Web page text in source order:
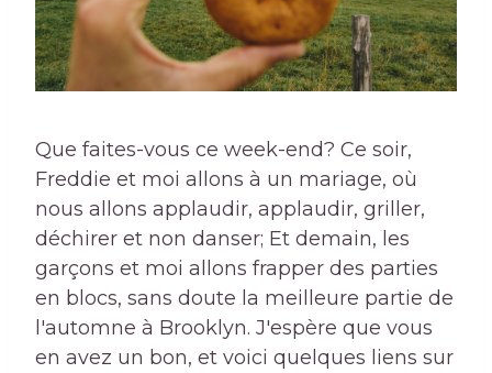
Que faites-vous ce week-end? Ce soir,
Freddie et moi allons à un mariage, où
nous allons applaudir, applaudir, griller,
déchirer et non danser; Et demain, les
garçons et moi allons frapper des parties
en blocs, sans doute la meilleure partie de
l'automne à Brooklyn. J'espère que vous
en avez un bon, et voici quelques liens sur